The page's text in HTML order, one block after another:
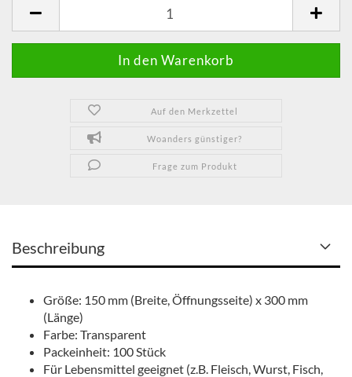
Auf den Merkzettel
Woanders günstiger?
Frage zum Produkt
Beschreibung
Größe: 150 mm (Breite, Öffnungsseite) x 300 mm
(Länge)
Farbe: Transparent
Packeinheit: 100 Stück
Für Lebensmittel geeignet (z.B. Fleisch, Wurst, Fisch,